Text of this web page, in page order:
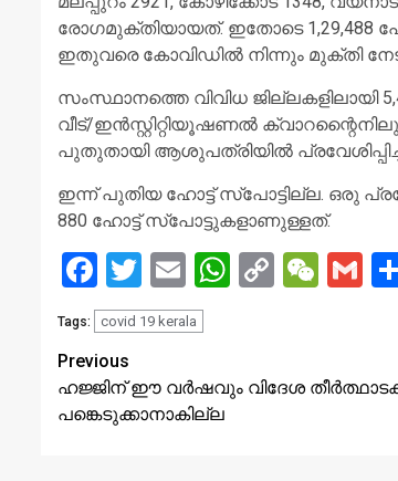
രോഗമുക്തിയായത്. ഇതോടെ 1,29,488
ഇതുവരെ കോവിഡില്‍ നിന്നും മുക്തി
സംസ്ഥാനത്തെ വിവിധ ജില്ലകളിലായി
വീട്/ഇന്‍സ്റ്റിറ്റിയൂഷണല്‍
പുതുതായി ആശുപത്രിയില്‍
ഇന്ന് പുതിയ ഹോട്ട് സ്‌പോട്ടില്ല. ഒരു
880 ഹോട്ട് സ്‌പോട്ടുകളാണുള്ളത്.
Facebook
Twitter
EmailWhatsApp
Copy
Tags: covid 19 kerala
Continue
Reading
Previous
ഹജ്ജിന് ഈ വര്‍ഷവും വിദേശ
പങ്കെടുക്കാനാകില്ല